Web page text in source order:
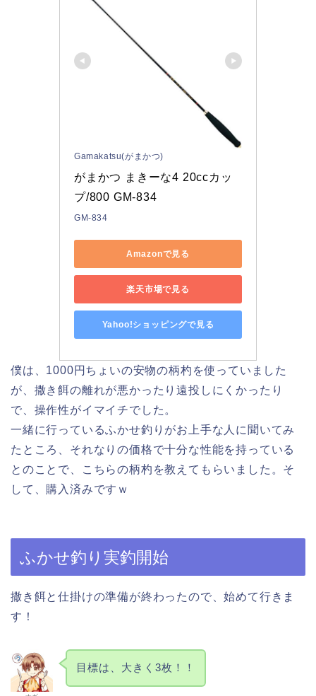
Gamakatsu(がまかつ)
がまかつ まきーな4 20ccカッ
プ/800 GM-834
GM-834
Amazonで見る
楽天市場で見る
Yahoo!ショッピングで見る
僕は、1000円ちょいの安物の柄杓を使っていました
が、撒き餌の離れが悪かったり遠投しにくかったり
で、操作性がイマイチでした。
一緒に行っているふかせ釣りがお上手な人に聞いてみ
たところ、それなりの価格で十分な性能を持っている
とのことで、こちらの柄杓を教えてもらいました。そ
して、購入済みですｗ
ふかせ釣り実釣開始
撒き餌と仕掛けの準備が終わったので、始めて行きま
す！
目標は、大きく3枚！！